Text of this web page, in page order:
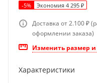
-5% Экономия 4 295 ₽
Доставка от 2.100 ₽
оформлении заказа)
Изменить размер и
Характеристики